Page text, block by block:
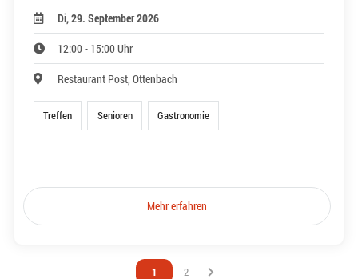
Di, 29. September 2026
12:00 - 15:00 Uhr
Restaurant Post, Ottenbach
Treffen Senioren Gastronomie
Mehr erfahren
Vous êtes sur la page
1 Vous êtes sur la page
2